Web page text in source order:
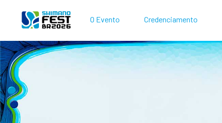
O Evento Credenciamento